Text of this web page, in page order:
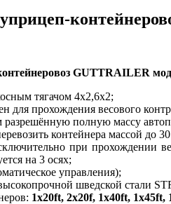
GUTTRAILER
тягачом 4х2,6х2;
для прохождения весового
разрешённую полную массу
контейнера массой до
при прохождении
на 3 осях;
управления);
шведской стали
1х20ft, 2х20f, 1х40ft,